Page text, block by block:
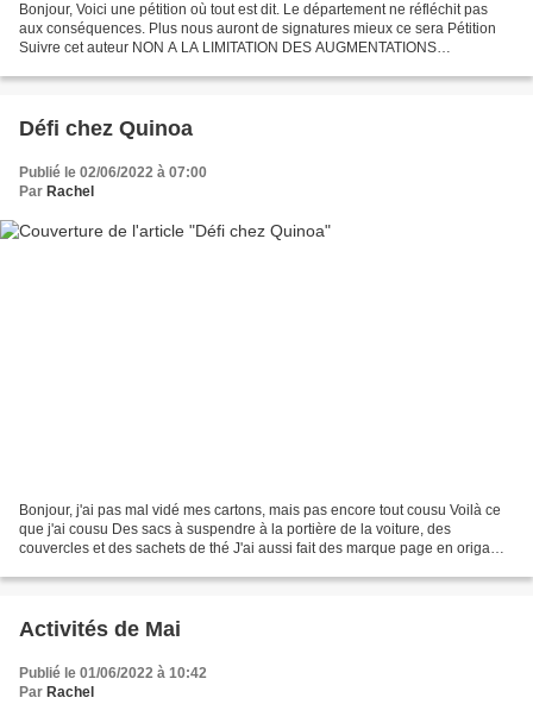
Bonjour, Voici une pétition où tout est dit. Le département ne réfléchit pas
aux conséquences. Plus nous auront de signatures mieux ce sera Pétition
Suivre cet auteur NON A LA LIMITATION DES AUGMENTATIONS
Défi chez Quinoa
Publié le 02/06/2022 à 07:00
Par Rachel
Bonjour, j'ai pas mal vidé mes cartons, mais pas encore tout cousu Voilà ce
que j'ai cousu Des sacs à suspendre à la portière de la voiture, des
couvercles et des sachets de thé J'ai aussi fait des marque page en origami
Activités de Mai
Publié le 01/06/2022 à 10:42
Par Rachel